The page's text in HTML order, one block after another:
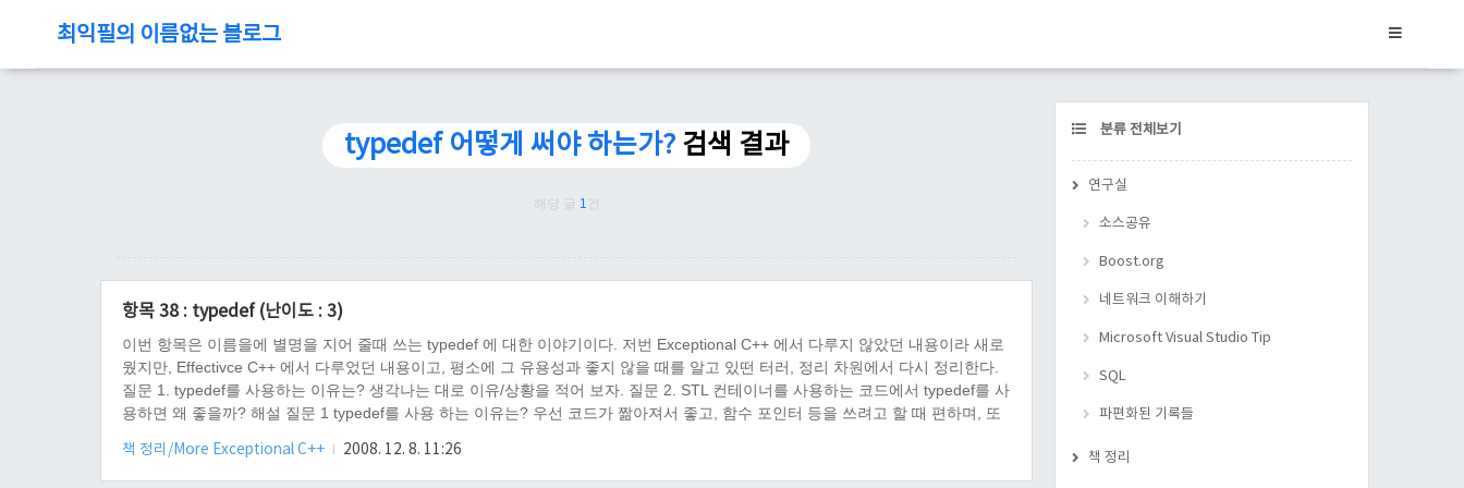
최익필의 이름없는 블로그
typedef 어떻게 써야 하는가? 검색 결과
해당 글 1 건
항목 38 : typedef (난이도 : 3)
이번 항목은 이름을에 별명을 지어 줄때 쓰는 typedef 에 대한 이야기이다. 저번 Exceptional C++ 에서 다루지 않았던 내용이라 새로
웠지만, Effectivce C++ 에서 다루었던 내용이고, 평소에 그 유용성과 좋지 않을 때를 알고 있떤 터러, 정리 차원에서 다시 정리한다.
질문 1. typedef를 사용하는 이유는? 생각나는 대로 이유/상황을 적어 보자. 질문 2. STL 컨테이너를 사용하는 코드에서 typedef를 사
용하면 왜 좋을까? 해설 질문 1 typedef를 사용 하는 이유는? 우선 코드가 짦아져서 좋고, 함수 포인터 등을 쓰려고 할 때 편하며, 또
다...
책 정리/More Exceptional C++ 2008. 12. 8. 11:26
CATEGORY
분류 전체보기
연구실
소스공유
Boost.org
네트워크 이해하기
Microsoft Visual Studio Tip
SQL
파편화된 기록들
책 정리